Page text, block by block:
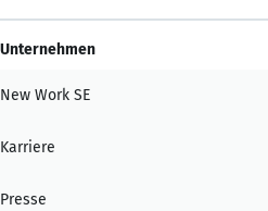
Unternehmen
New Work SE
Karriere
Presse